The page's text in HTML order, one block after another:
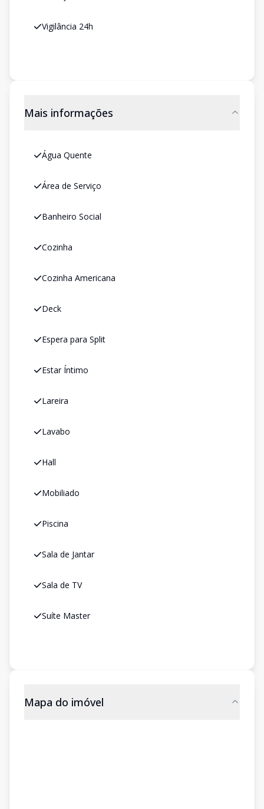
Vigilância 24h
Mais informações
Água Quente
Área de Serviço
Banheiro Social
Cozinha
Cozinha Americana
Deck
Espera para Split
Estar Íntimo
Lareira
Lavabo
Hall
Mobiliado
Piscina
Sala de Jantar
Sala de TV
Suíte Master
Mapa do imóvel